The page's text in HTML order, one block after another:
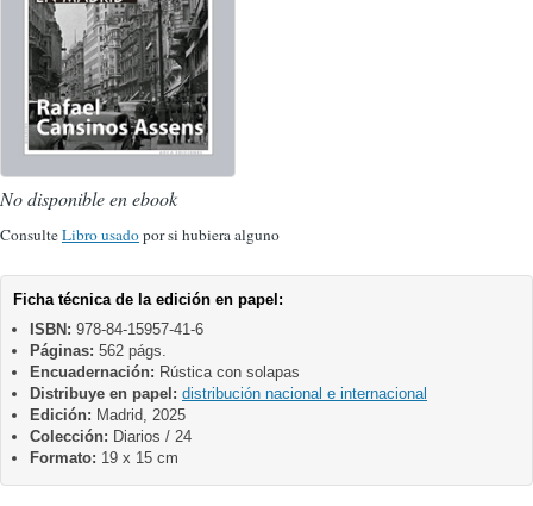
No disponible en ebook
ConsulteLibro usadopor si hubiera alguno
Ficha técnica de la edición en papel:
ISBN: 978-84-15957-41-6
Páginas: 562 págs.
Encuadernación: Rústica con solapas
Distribuye en papel: distribución nacional e internacional
Edición: Madrid, 2025
Colección: Diarios / 24
Formato: 19 x 15 cm